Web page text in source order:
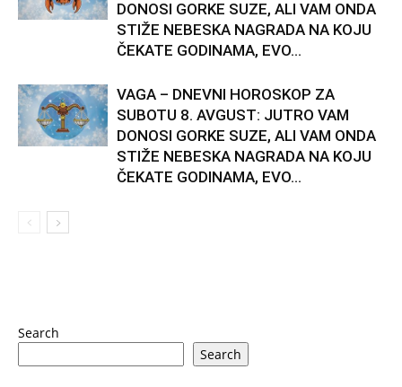
DONOSI GORKE SUZE, ALI VAM ONDA
STIŽE NEBESKA NAGRADA NA KOJU
ČEKATE GODINAMA, EVO...
VAGA – DNEVNI HOROSKOP ZA
SUBOTU 8. AVGUST: JUTRO VAM
DONOSI GORKE SUZE, ALI VAM ONDA
STIŽE NEBESKA NAGRADA NA KOJU
ČEKATE GODINAMA, EVO...
Search
Search